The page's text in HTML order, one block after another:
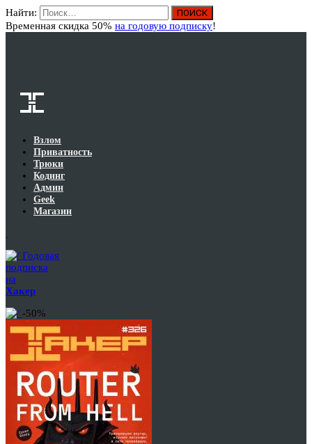
Найти:
Временная скидка 50% на годовую подписку!
Взлом
Приватность
Трюки
Кодинг
Админ
Geek
Магазин
Годовая
подписка
на
Хакер
-50%